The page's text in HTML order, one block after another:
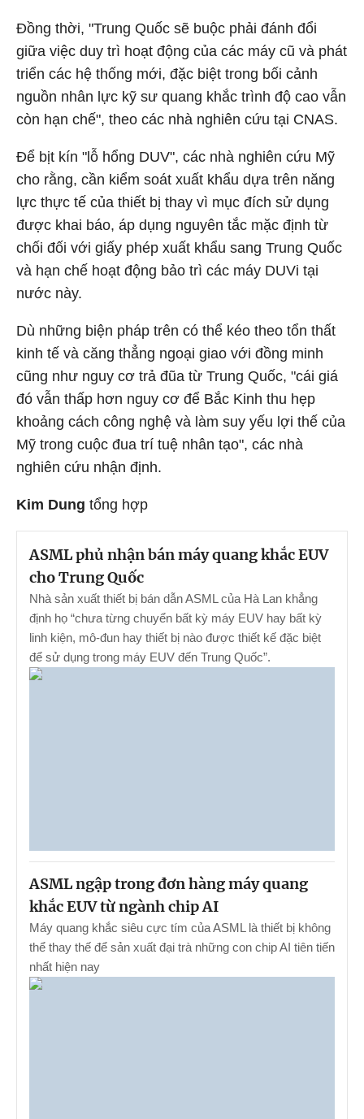
Đồng thời, "Trung Quốc sẽ buộc phải đánh đổi
giữa việc duy trì hoạt động của các máy cũ và phát
triển các hệ thống mới, đặc biệt trong bối cảnh
nguồn nhân lực kỹ sư quang khắc trình độ cao vẫn
còn hạn chế", theo các nhà nghiên cứu tại CNAS.
Để bịt kín "lỗ hổng DUV", các nhà nghiên cứu Mỹ
cho rằng, cần kiểm soát xuất khẩu dựa trên năng
lực thực tế của thiết bị thay vì mục đích sử dụng
được khai báo, áp dụng nguyên tắc mặc định từ
chối đối với giấy phép xuất khẩu sang Trung Quốc
và hạn chế hoạt động bảo trì các máy DUVi tại
nước này.
Dù những biện pháp trên có thể kéo theo tổn thất
kinh tế và căng thẳng ngoại giao với đồng minh
cũng như nguy cơ trả đũa từ Trung Quốc, "cái giá
đó vẫn thấp hơn nguy cơ để Bắc Kinh thu hẹp
khoảng cách công nghệ và làm suy yếu lợi thế của
Mỹ trong cuộc đua trí tuệ nhân tạo", các nhà
nghiên cứu nhận định.
Kim Dung tổng hợp
ASML phủ nhận bán máy quang khắc EUV
cho Trung Quốc
Nhà sản xuất thiết bị bán dẫn ASML của Hà Lan khẳng
định họ “chưa từng chuyển bất kỳ máy EUV hay bất kỳ
linh kiện, mô-đun hay thiết bị nào được thiết kế đặc biệt
để sử dụng trong máy EUV đến Trung Quốc”.
ASML ngập trong đơn hàng máy quang
khắc EUV từ ngành chip AI
Máy quang khắc siêu cực tím của ASML là thiết bị không
thể thay thế để sản xuất đại trà những con chip AI tiên tiến
nhất hiện nay